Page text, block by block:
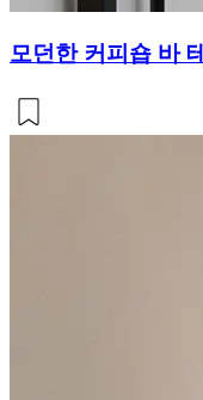
모던한 커피숍 바